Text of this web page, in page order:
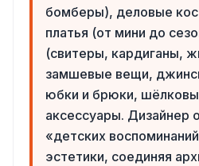
бомберы), деловые
платья (от мини до
(свитеры, кардиганы,
замшевые вещи,
юбки и брюки,
аксессуары. Дизайнер
«детских
эстетики, соединяя